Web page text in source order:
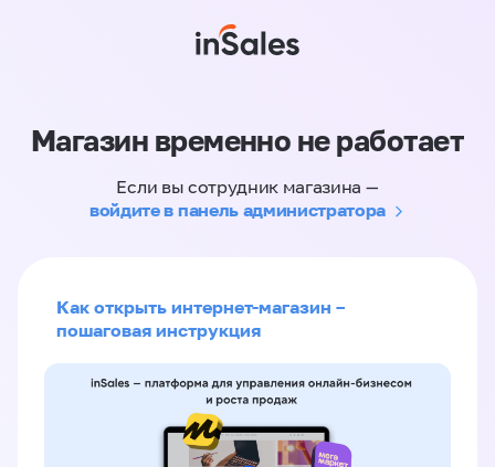
Магазин временно не работает
Если вы сотрудник магазина —
войдите в панель администратора
Как открыть интернет-магазин –
пошаговая инструкция